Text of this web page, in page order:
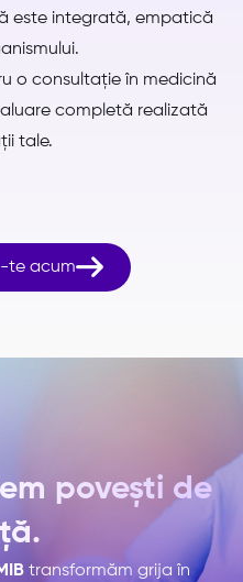
este integrată, empatică
o consultație în medicină
completă realizată
tale.
te acum
povești de
transformăm grija în